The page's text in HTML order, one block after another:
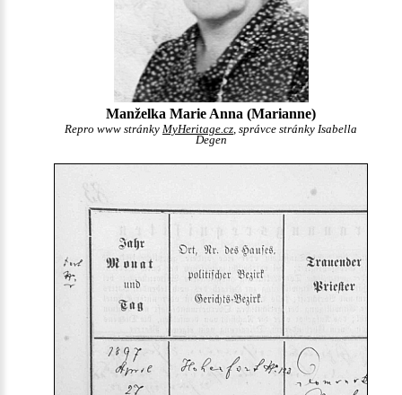
Manželka Marie Anna (Marianne)
Repro www stránky MyHeritage.cz, správce stránky Isabella
Degen